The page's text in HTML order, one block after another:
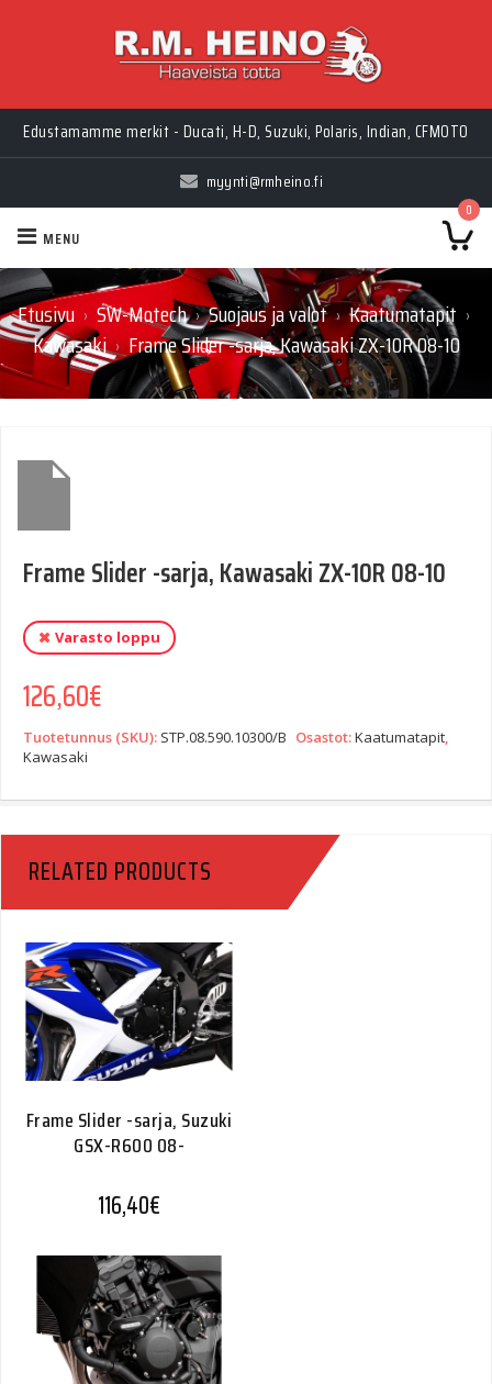
Myynti Ma-Pe 10-18, La 10-14, Huolto Ma-Pe 9-17
Edustamamme merkit - Ducati, H-D, Suzuki, Polaris, Indian, CFMOTO
myynti@rmheino.fi
0
MENU
Etusivu › SW-Motech › Suojaus ja valot › Kaatumatapit ›
Kawasaki › Frame Slider -sarja, Kawasaki ZX-10R 08-10
Frame Slider -sarja, Kawasaki ZX-10R 08-10
Varasto loppu
126,60€
Tuotetunnus (SKU): STP.08.590.10300/B Osastot:Kaatumatapit,
Kawasaki
RELATED PRODUCTS
Frame Slider -sarja, Suzuki
GSX-R600 08-
116,40€